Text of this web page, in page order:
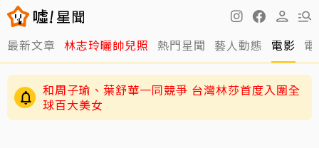
最新文章 林志玲曬帥兒照 熱門星聞 藝人動態 電影
和周子瑜、葉舒華一同競爭 台灣林莎首度入圍全
球百大美女